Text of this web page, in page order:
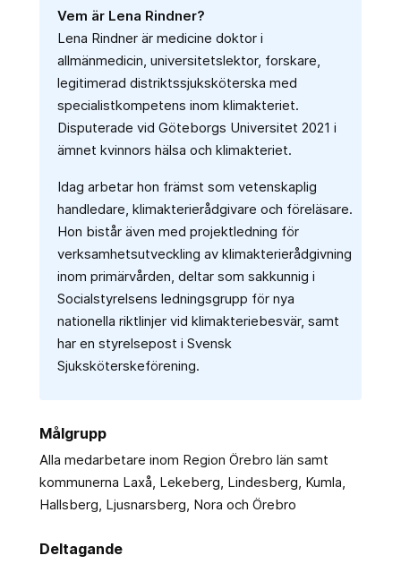
Vem är Lena Rindner?
Lena Rindner är medicine doktor i
allmänmedicin, universitetslektor, forskare,
legitimerad distriktssjuksköterska med
specialistkompetens inom klimakteriet.
Disputerade vid Göteborgs Universitet 2021 i
ämnet kvinnors hälsa och klimakteriet.
Idag arbetar hon främst som vetenskaplig
handledare, klimakterierådgivare och föreläsare.
Hon bistår även med projektledning för
verksamhetsutveckling av klimakterierådgivning
inom primärvården, deltar som sakkunnig i
Socialstyrelsens ledningsgrupp för nya
nationella riktlinjer vid klimakteriebesvär, samt
har en styrelsepost i Svensk
Sjuksköterskeförening.
Målgrupp
Alla medarbetare inom Region Örebro län samt
kommunerna Laxå, Lekeberg, Lindesberg, Kumla,
Hallsberg, Ljusnarsberg, Nora och Örebro
Deltagande